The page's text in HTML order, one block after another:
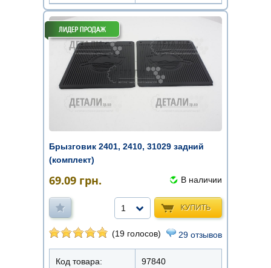
Брызговик 2401, 2410, 31029 задний
(комплект)
69.09 грн. В наличии
КУПИТЬ
1
(19 голосов) 29 отзывов
Код товара: 97840